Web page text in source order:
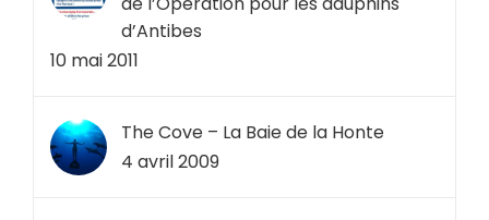
d’Antibes
10 mai 2011
The Cove – La Baie de la Honte
4 avril 2009